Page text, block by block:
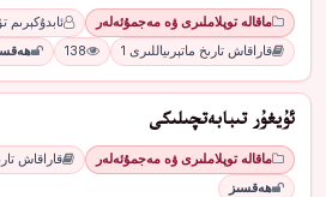
ماقالە توپلاملىرى ۋە مەجمۇئەلەر
ئابدۇكېرىم
قاراقاش تارىخ ماتېرىياللىرى 1
138
ئۇيغۇر تىبابەتچىلىكى
ماقالە توپلاملىرى ۋە مەجمۇئەلەر قاراقاش
ھەقسىز